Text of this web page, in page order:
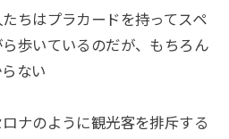
ちはプラカードを持ってスペ
歩いているのだが、もちろん
ない
ナのように観光客を排斥する